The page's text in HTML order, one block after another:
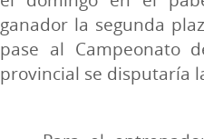
ganador la segunda
pase al Campeonato
provincial se disputaría